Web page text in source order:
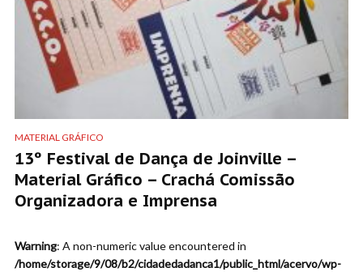
MATERIAL GRÁFICO
13º Festival de Dança de Joinville –
Material Gráfico – Crachá Comissão
Organizadora e Imprensa
Warning: A non-numeric value encountered in
/home/storage/9/08/b2/cidadedadanca1/public_html/acervo/wp-